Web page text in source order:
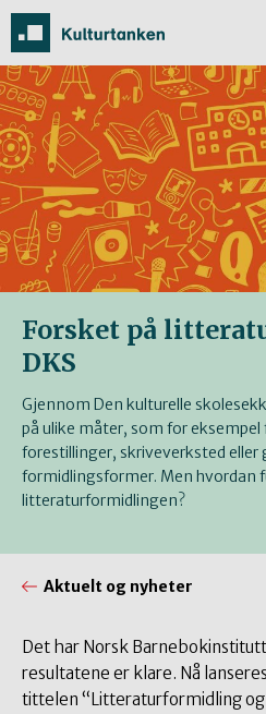
Forsket på
DKS
Gjennom Den kulturelle
på ulike måter, som for
forestillinger, skriveverksted eller
formidlingsformer. Men hvordan
litteraturformidlingen?
Aktuelt og nyheter
Det har Norsk
resultatene er klare. Nå
tittelen “Litteraturformidling